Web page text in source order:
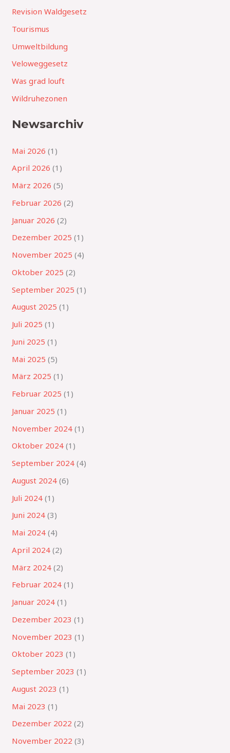
Revision Waldgesetz
Tourismus
Umweltbildung
Veloweggesetz
Was grad louft
Wildruhezonen
Newsarchiv
Mai 2026 (1)
April 2026 (1)
März 2026 (5)
Februar 2026 (2)
Januar 2026 (2)
Dezember 2025 (1)
November 2025 (4)
Oktober 2025 (2)
September 2025 (1)
August 2025 (1)
Juli 2025 (1)
Juni 2025 (1)
Mai 2025 (5)
März 2025 (1)
Februar 2025 (1)
Januar 2025 (1)
November 2024 (1)
Oktober 2024 (1)
September 2024 (4)
August 2024 (6)
Juli 2024 (1)
Juni 2024 (3)
Mai 2024 (4)
April 2024 (2)
März 2024 (2)
Februar 2024 (1)
Januar 2024 (1)
Dezember 2023 (1)
November 2023 (1)
Oktober 2023 (1)
September 2023 (1)
August 2023 (1)
Mai 2023 (1)
Dezember 2022 (2)
November 2022 (3)